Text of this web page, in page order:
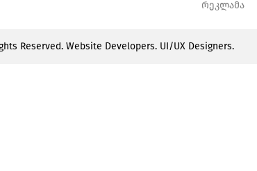
რეკლამა
Reserved. Website Developers. UI/UX Designers.